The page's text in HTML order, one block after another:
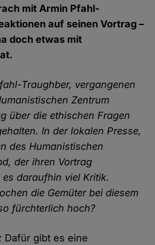
mit Armin Pfahl-
auf seinen Vortrag –
doch etwas mit
Traughber, vergangenen
Zentrum
über die ethischen Fragen
In der lokalen Presse,
des Humanistischen
der ihren Vortrag
daraufhin viel Kritik.
die Gemüter bei diesem
fürchterlich hoch?
Dafür gibt es eine